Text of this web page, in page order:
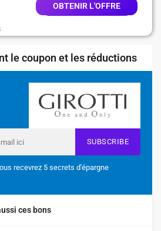
OBTENIR L'OFFRE
le coupon et les réductions
SUBSCRIBE
recevrez 5 secrets d'épargne
ces bons